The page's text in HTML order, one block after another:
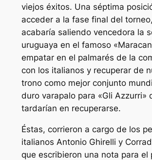
viejos éxitos. Una séptima
acceder a la fase final del
acabaría saliendo vencedora la
uruguaya en el famoso
empatar en el palmarés de la
con los italianos y recuperar de
trono como mejor conjunto
duro varapalo para «Gli Azzurri»
tardarían en recuperarse.
Éstas, corrieron a cargo de los
italianos Antonio Ghirelli y
que escribieron una nota para el